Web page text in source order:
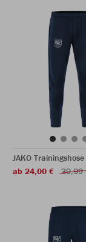
JAKO
ab 24,00 €
39,99